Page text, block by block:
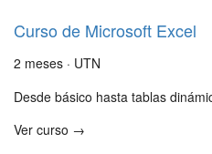
Curso de Microsoft Excel
2 meses · UTN
Desde básico hasta tablas
Ver curso →